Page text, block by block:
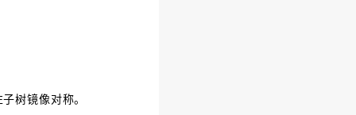
树镜像对称。